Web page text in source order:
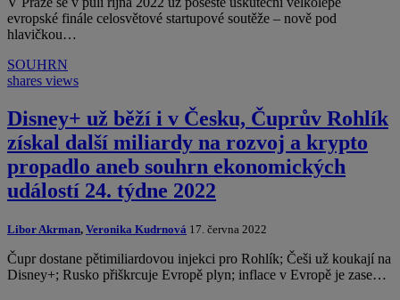
evropské finále celosvětové startupové soutěže – nově pod
hlavičkou…
SOUHRN
shares views
Disney+ už běží i v Česku, Čuprův Rohlík
získal další miliardy na rozvoj a krypto
propadlo aneb souhrn ekonomických
událostí 24. týdne 2022
Libor Akrman, Veronika Kudrnová 17. června 2022
Čupr dostane pětimiliardovou injekci pro Rohlík; Češi už koukají na
Disney+; Rusko přiškrcuje Evropě plyn; inflace v Evropě je zase…